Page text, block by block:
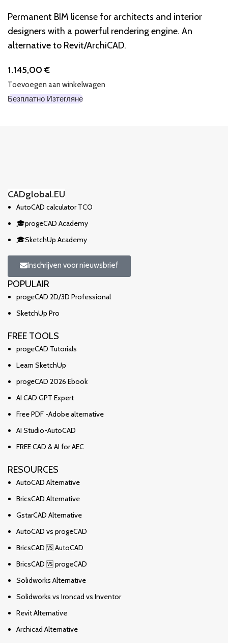
Permanent BIM license for architects and interior
designers with a powerful rendering engine. An
alternative to Revit/ArchiCAD.
1.145,00€
Toevoegen aan winkelwagen
Безплатно Изтегляне
CADglobal.EU
AutoCAD calculator TCO
🎓progeCAD Academy
🎓SketchUp Academy
Inschrijven voor nieuwsbrief
POPULAIR
progeCAD 2D/3D Professional
SketchUp Pro
FREE TOOLS
progeCAD Tutorials
Learn SketchUp
progeCAD 2026 Ebook
AI CAD GPT Expert
Free PDF -Adobe alternative
AI Studio-AutoCAD
FREE CAD & AI for AEC
RESOURCES
AutoCAD Alternative
BricsCAD Alternative
GstarCAD Alternative
AutoCAD vs progeCAD
BricsCAD 🆚 AutoCAD
BricsCAD 🆚 progeCAD
Solidworks Alternative
Solidworks vs Ironcad vs Inventor
Revit Alternative
Archicad Alternative